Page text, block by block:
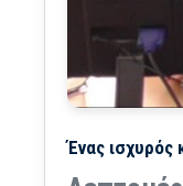
Ένας ισχυρός